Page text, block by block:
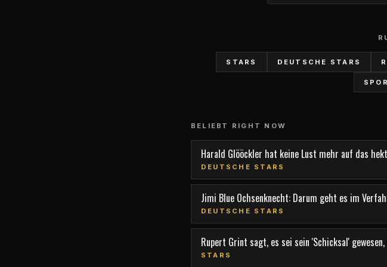
STARS DEUTSCHE STARS
BELIEBT RIGHT NOW
Harald Glööckler hat keine Lust mehr auf das
DEUTSCHE STARS
Jimi Blue Ochsenknecht: Darum geht es im
DEUTSCHE STARS
Rupert Grint sagt, es sei sein 'Schicksal'
STARS